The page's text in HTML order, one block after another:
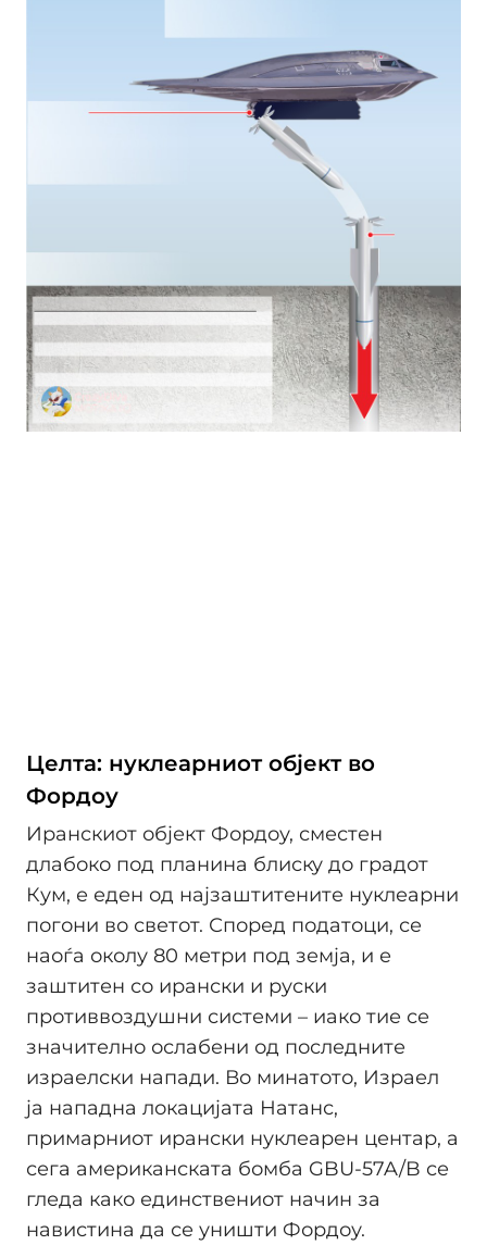
Целта: нуклеарниот објект во
Фордоу
Иранскиот објект Фордоу, сместен
длабоко под планина блиску до градот
Кум, е еден од најзаштитените нуклеарни
погони во светот. Според податоци, се
наоѓа околу 80 метри под земја, и е
заштитен со ирански и руски
противвоздушни системи – иако тие се
значително ослабени од последните
израелски напади. Во минатото, Израел
ја нападна локацијата Натанс,
примарниот ирански нуклеарен центар, а
сега американската бомба GBU-57A/B се
гледа како единствениот начин за
навистина да се уништи Фордоу.